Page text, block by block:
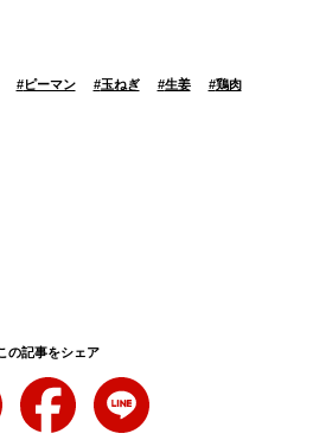
#ピーマン #玉ねぎ #生姜 #鶏肉
の記事をシェア